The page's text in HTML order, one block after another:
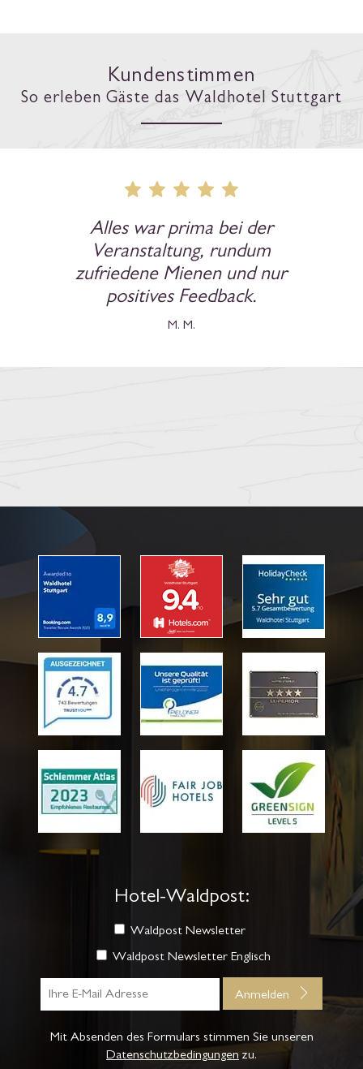
Verschaffen Sie sich im virtuellen Rundgang einen ersten Überblick
und erkunden Sie die Hotelzimmer der Comfort-Kategorie.
Kundenstimmen
zufriedene Mienen und nur
M. M.